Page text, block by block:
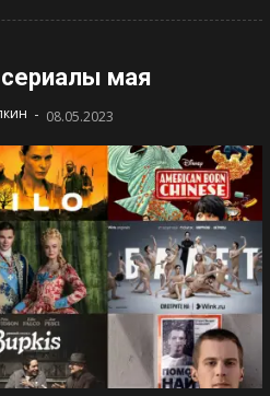
мая
- 08.05.2023